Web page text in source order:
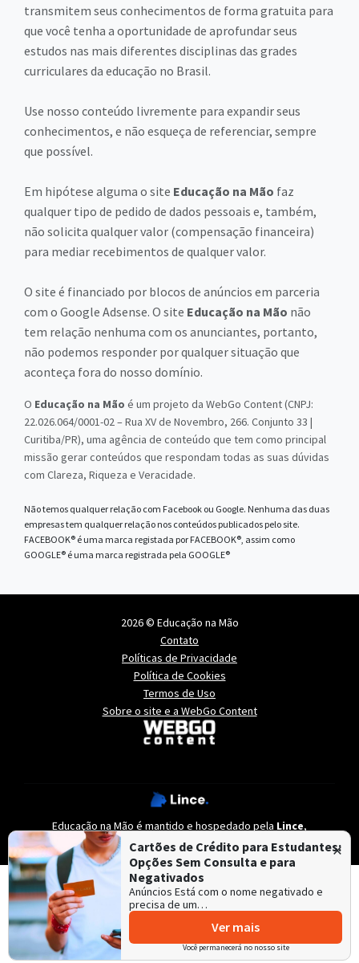
Cartões de Crédito para Estudantes:
Opções Sem Consulta e para
Negativados
Anúncios Está com o nome negativado e
precisa de um…
Ver mais
Você permanecerá no nosso site
×
transmitem seus conhecimentos de forma gratuita para
que você tenha a oportunidade de aprofundar seus
estudos nas mais diferentes disciplinas das grades
curriculares da educação no Brasil.
Use nosso conteúdo livremente para expandir seus
conhecimentos, e não esqueça de referenciar, sempre
que possível.
Em hipótese alguma o site Educação na Mão faz
qualquer tipo de pedido de dados pessoais e, também,
não solicita qualquer valor (compensação financeira)
para mediar recebimentos de qualquer valor.
O site é financiado por blocos de anúncios em parceria
com o Google Adsense. O site Educação na Mão não
tem relação nenhuma com os anunciantes, portanto,
não podemos responder por qualquer situação que
aconteça fora do nosso domínio.
O Educação na Mão é um projeto da WebGo Content (CNPJ:
22.026.064/0001-02 – Rua XV de Novembro, 266. Conjunto 33 |
Curitiba/PR), uma agência de conteúdo que tem como principal
missão gerar conteúdos que respondam todas as suas dúvidas
com Clareza, Riqueza e Veracidade.
Não temos qualquer relação com Facebook ou Google. Nenhuma das duas
empresas tem qualquer relação nos conteúdos publicados pelo site.
FACEBOOK® é uma marca registada por FACEBOOK®, assim como
GOOGLE® é uma marca registrada pela GOOGLE®
2026 © Educação na Mão
Contato
Políticas de Privacidade
Política de Cookies
Termos de Uso
Sobre o site e a WebGo Content
Educação na Mão é mantido e hospedado pela Lince,
especialista emcriação de sites ecriação de portais de notícias.